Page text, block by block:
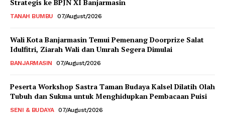
Strategis ke BPJN XI Banjarmasin
TANAH BUMBU 07/August/2026
Wali Kota Banjarmasin Temui Pemenang Doorprize Salat
Idulfitri, Ziarah Wali dan Umrah Segera Dimulai
BANJARMASIN 07/August/2026
Peserta Workshop Sastra Taman Budaya Kalsel Dilatih Olah
Tubuh dan Sukma untuk Menghidupkan Pembacaan Puisi
SENI & BUDAYA 07/August/2026